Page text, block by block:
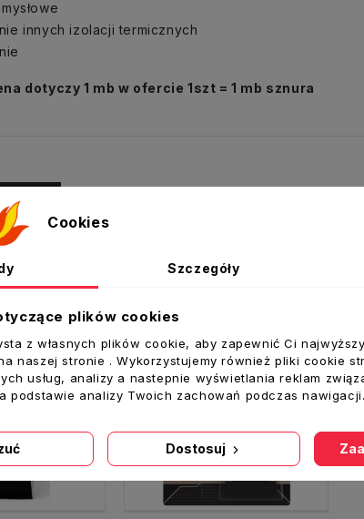
innych izolacji termicznych
dotyczy 1 mb w ofercie1szt = 1 mb sznura
Cookies
Szczegóły
plików cookies
z własnych plików cookie, aby zapewnić Ci
naszej stronie . Wykorzystujemy również pliki cookie
usług, analizy a nastepnie wyświetlania reklam
podstawie analizy Twoich zachowań podczas nawigacji.
Dostosuj